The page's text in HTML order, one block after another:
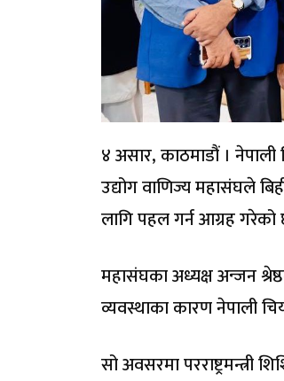
४ असार, काठमाडौं । नेपाली
उद्योग वाणिज्य महासंघले
लागि पहल गर्न आग्रह गरेको
महासंघका अध्यक्ष अन्जन
व्यवस्थाका कारण नेपाली
सो अवसरमा परराष्ट्रमन्त्री